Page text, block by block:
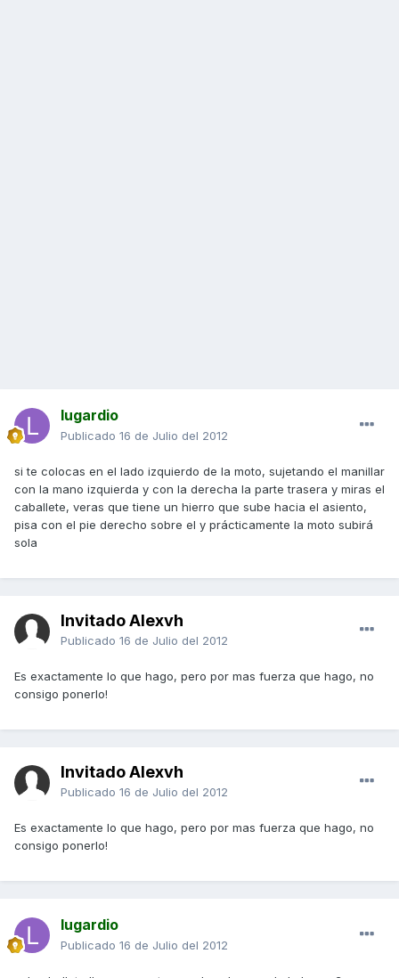
lugardio
Publicado 16 de Julio del 2012
si te colocas en el lado izquierdo de la moto, sujetando el manillar
con la mano izquierda y con la derecha la parte trasera y miras el
caballete, veras que tiene un hierro que sube hacia el asiento,
pisa con el pie derecho sobre el y prácticamente la moto subirá
sola
Invitado Alexvh
Publicado 16 de Julio del 2012
Es exactamente lo que hago, pero por mas fuerza que hago, no
consigo ponerlo!
Invitado Alexvh
Publicado 16 de Julio del 2012
Es exactamente lo que hago, pero por mas fuerza que hago, no
consigo ponerlo!
lugardio
Publicado 16 de Julio del 2012